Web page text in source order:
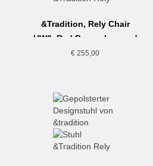
&Tradition, Rely Chair
HW6, Red Brown-bronzed
€ 255,00